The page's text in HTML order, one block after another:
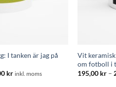
I tanken är jag på
krPrisintervall:
inkl. moms
Vit
om fotboll i
195,00 kr –